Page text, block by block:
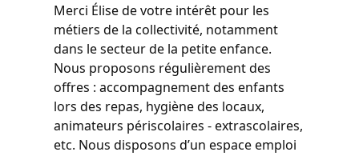
Merci Élise de votre intérêt pour les
métiers de la collectivité, notamment
dans le secteur de la petite enfance.
Nous proposons régulièrement des
offres : accompagnement des enfants
lors des repas, hygiène des locaux,
animateurs périscolaires - extrascolaires,
etc. Nous disposons d’un espace emploi